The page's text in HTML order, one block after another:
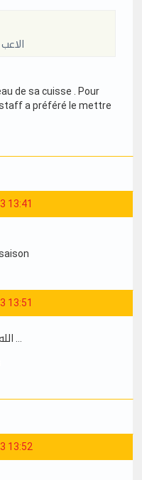
de sa cuisse . Pour
a préféré le mettre
13:41
13:51
13:52